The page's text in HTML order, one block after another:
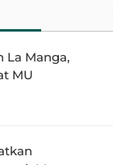
La Manga,
MU